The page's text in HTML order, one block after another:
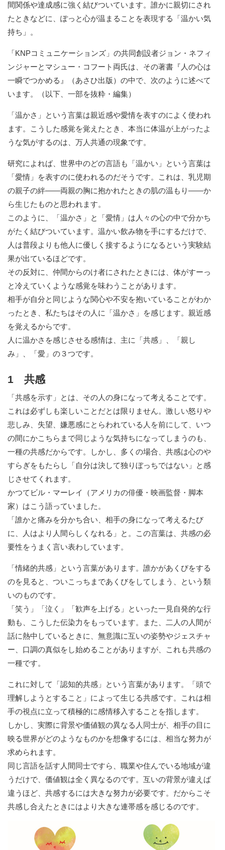
間関係や達成感に強く結びついています。誰かに親切にされ
たときなどに、ぽっと心が温まることを表現する「温かい気
持ち」。
「KNPコミュニケーションズ」の共同創設者ジョン・ネフィ
ンジャーとマシュー・コフート両氏は、その著書『人の心は
一瞬でつかめる』（あさひ出版）の中で、次のように述べて
います。（以下、一部を抜粋・編集）
「温かさ」という言葉は親近感や愛情を表すのによく使われ
ます。こうした感覚を覚えたとき、本当に体温が上がったよ
うな気がするのは、万人共通の現象です。
研究によれば、世界中のどの言語も「温かい」という言葉は
「愛情」を表すのに使われるのだそうです。これは、乳児期
の親子の絆――両親の胸に抱かれたときの肌の温もり――か
ら生じたものと思われます。
このように、「温かさ」と「愛情」は人々の心の中で分かち
がたく結びついています。温かい飲み物を手にするだけで、
人は普段よりも他人に優しく接するようになるという実験結
果が出ているほどです。
その反対に、仲間からのけ者にされたときには、体がすーっ
と冷えていくような感覚を味わうことがあります。
相手が自分と同じような関心や不安を抱いていることがわか
ったとき、私たちはその人に「温かさ」を感じます。親近感
を覚えるからです。
人に温かさを感じさせる感情は、主に「共感」、「親し
み」、「愛」の３つです。
1 共感
「共感を示す」とは、その人の身になって考えることです。
これは必ずしも楽しいことだとは限りません。激しい怒りや
悲しみ、失望、嫌悪感にとらわれている人を前にして、いつ
の間にかこちらまで同じような気持ちになってしまうのも、
一種の共感だからです。しかし、多くの場合、共感は心のや
すらぎをもたらし「自分は決して独りぼっちではない」と感
じさせてくれます。
かつてビル・マーレイ（アメリカの俳優・映画監督・脚本
家）はこう語っていました。
「誰かと痛みを分かち合い、相手の身になって考えるたび
に、人はより人間らしくなれる」と。この言葉は、共感の必
要性をうまく言い表わしています。
「情緒的共感」という言葉があります。誰かがあくびをする
のを見ると、ついこっちまであくびをしてしまう、という類
いのものです。
「笑う」「泣く」「歓声を上げる」といった一見自発的な行
動も、こうした伝染力をもっています。また、二人の人間が
話に熱中しているときに、無意識に互いの姿勢やジェスチャ
ー、口調の真似をし始めることがありますが、これも共感の
一種です。
これに対して「認知的共感」という言葉があります。「頭で
理解しようとすること」によって生じる共感です。これは相
手の視点に立って積極的に感情移入することを指します。
しかし、実際に背景や価値観の異なる人同士が、相手の目に
映る世界がどのようなものかを想像するには、相当な努力が
求められます。
同じ言語を話す人間同士ですら、職業や住んでいる地域が違
うだけで、価値観は全く異なるのです。互いの背景が違えば
違うほど、共感するには大きな努力が必要です。だからこそ
共感し合えたときにはより大きな連帯感を感じるのです。